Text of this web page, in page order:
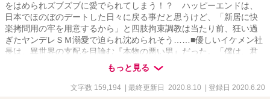
をはめられズブズブに愛でられてしまう！？ ハッピーエンドは、
日本でほのぼのデートした日々に戻る事だと思うけど、「新居に快
楽拷問用の牢を用意するから」と四肢拘束調教は当たり前、狂い過
ぎたヤンデレＳＭ溺愛で迫られ沈められそう……■優しいイケメン社
長は、異世界の支配を目論む『本物の悪い男』だった。「僕は、君
の心と体がほしい」。冴えないＯＬの私がイケメン社長とキスした
ら異世界へと送られパイロットに。戦闘で捕虜になり、目をさます
とそこには科学者にして敵のエース・パイロットにして、悪の総帥
もっと見る
文字数 159,194 | 最終更新日 2020.8.10 | 登録日 2020.6.20